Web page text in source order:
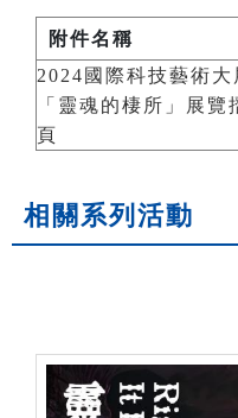
附件名稱
2024國際科技藝術大
「靈魂的棲所」展覽
頁
相關系列活動